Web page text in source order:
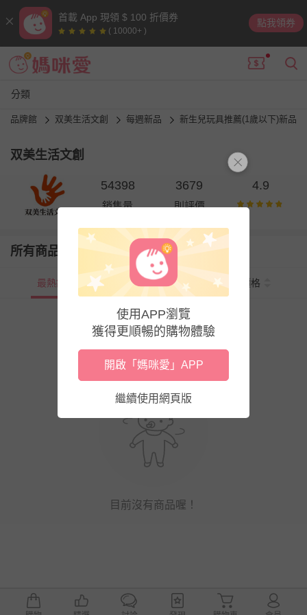
首載 App 現領 $ 100 折價券
( 10000+ )
點我領券
分類
品牌館 双美生活文創 每週新品 新生兒玩具推薦(1歲以下)新品
双美生活文創
54398
銷售量
3679
則評價
4.9
所有商品
最熱銷 新上市 價格
目前沒有商品喔！
使用APP瀏覽
獲得更順暢的購物體驗
開啟「媽咪愛」APP
繼續使用網頁版